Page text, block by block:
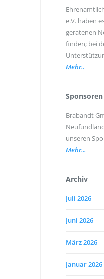
e.V. haben
geratenen
finden; bei
Mehr..
Sponsoren
Brabandt
unseren
Mehr...
Archiv
Juli 2026
Juni 2026
März 2026
Januar 2026